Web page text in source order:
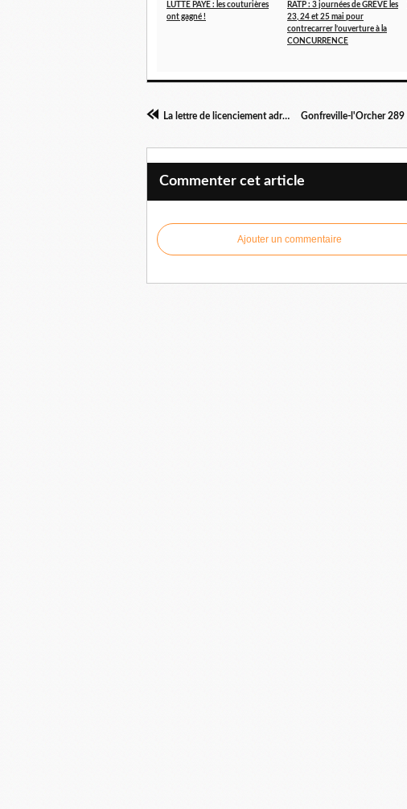
LUTTE PAYE : les couturières
ont gagné !
RATP : 3 journées de GRÈVE les
23, 24 et 25 mai pour
contrecarrer l’ouverture à la
CONCURRENCE
La lettre de licenciement adressée à Emmanuel Macron
Commenter cet article
Ajouter un commentaire